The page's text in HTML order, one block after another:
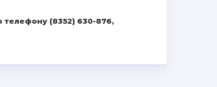
(8352) 630-876,